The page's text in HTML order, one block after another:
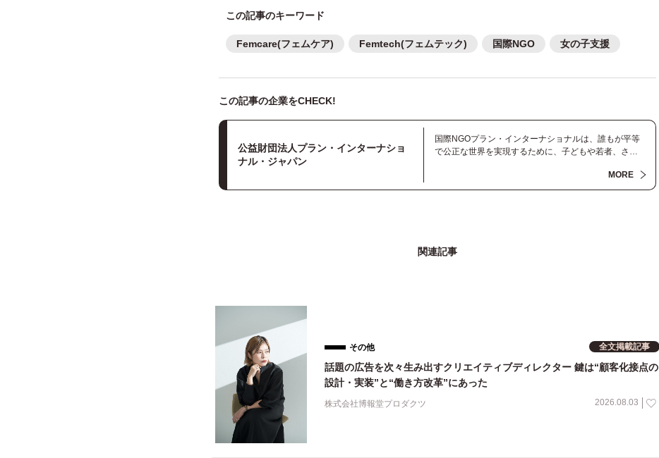
この記事のキーワード
Femcare(フェムケア) Femtech(フェムテック) 国際NGO 女の子支援
この記事の企業をCHECK!
公益財団法人プラン・インターナショ
ナル・ジャパン
国際NGOプラン・インターナショナルは、誰もが平等
で公正な世界を実現するために、子どもや若者、さま
動しています。子どもや女の子たちが直面している不
平等を生む原因を明らかにし、その解決にむけ取り組
MORE
関連記事
その他 全文掲載記事
話題の広告を次々生み出すクリエイティブディレクター 鍵は“顧客化接点の
設計・実装”と“働き方改革”にあった
株式会社博報堂プロダクツ 2026.08.03